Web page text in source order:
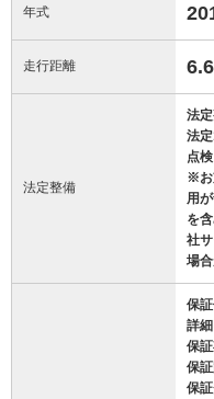
年式
走行距離 6.6
法定整備
法
法
点検
※お
用
を
社
場合
保
詳
保
保
保